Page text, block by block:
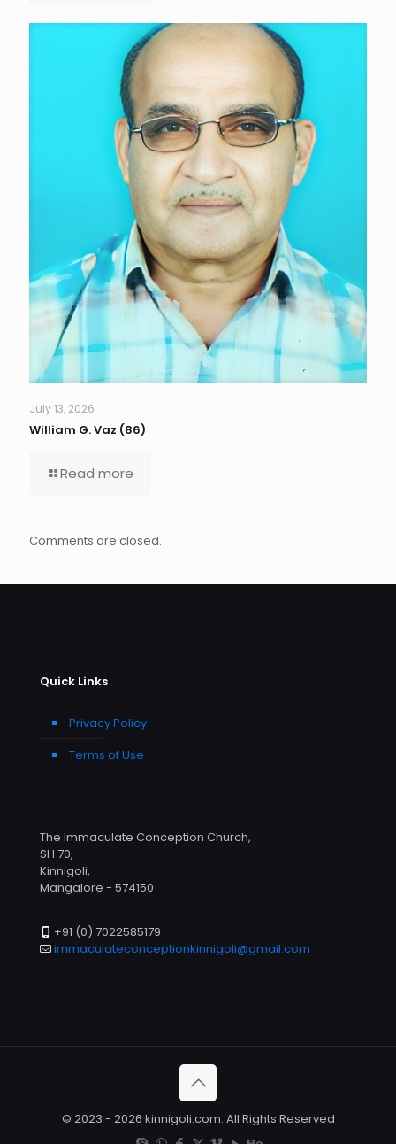
July 13, 2026
William G. Vaz (86)
Read more
Comments are closed.
Quick Links
Privacy Policy
Terms of Use
The Immaculate Conception Church,
SH 70,
Kinnigoli,
Mangalore - 574150
+91 (0) 7022585179
immaculateconceptionkinnigoli@gmail.com
© 2023 - 2026 kinnigoli.com. All Rights Reserved